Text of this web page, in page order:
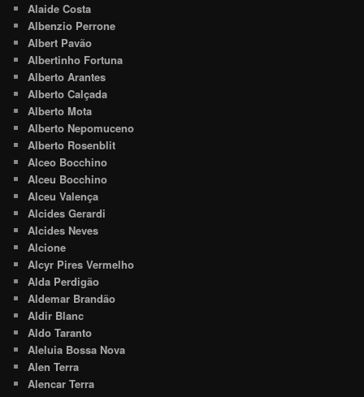
Alaide Costa
Albenzio Perrone
Albert Pavão
Albertinho Fortuna
Alberto Arantes
Alberto Calçada
Alberto Mota
Alberto Nepomuceno
Alberto Rosenblit
Alceo Bocchino
Alceu Bocchino
Alceu Valença
Alcides Gerardi
Alcides Neves
Alcione
Alcyr Pires Vermelho
Alda Perdigão
Aldemar Brandão
Aldir Blanc
Aldo Taranto
Aleluia Bossa Nova
Alen Terra
Alencar Terra